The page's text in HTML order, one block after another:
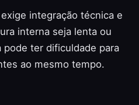
integração técnica e
interna seja lenta ou
pode ter dificuldade para
ao mesmo tempo.